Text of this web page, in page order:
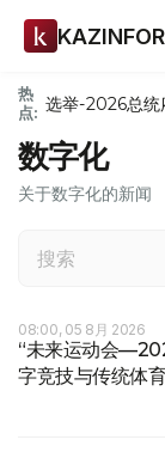
热
点: 选举-2026总统
数字化
关于数字化的新闻
08:00, 05 8月 2026
“未来运动会
字竞技与传统体